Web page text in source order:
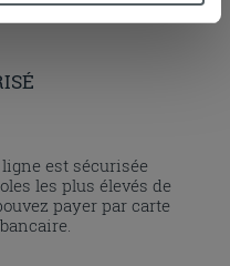
cliquez iciou
tout ». En cliquant sur
à naviguer après
est sécurisée
les plus élevés de
payer par carte